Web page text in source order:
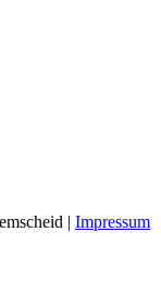
| Impressum